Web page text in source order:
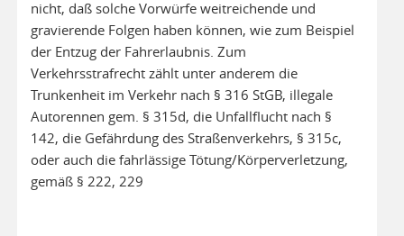
nicht, daß solche Vorwürfe weitreichende und
gravierende Folgen haben können, wie zum Beispiel
der Entzug der Fahrerlaubnis. Zum
Verkehrsstrafrecht zählt unter anderem die
Trunkenheit im Verkehr nach § 316 StGB, illegale
Autorennen gem. § 315d, die Unfallflucht nach §
142, die Gefährdung des Straßenverkehrs, § 315c,
oder auch die fahrlässige Tötung/Körperverletzung,
gemäß § 222, 229